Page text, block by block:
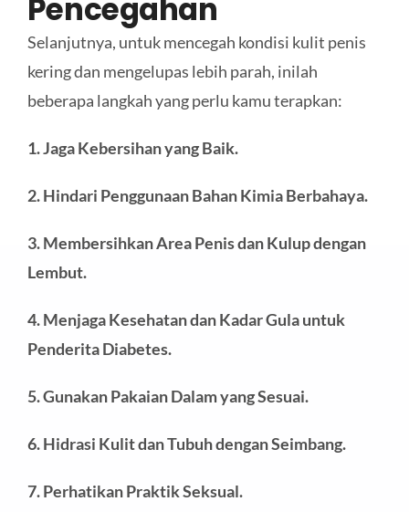
Pencegahan
Selanjutnya, untuk mencegah kondisi kulit penis
kering dan mengelupas lebih parah, inilah
beberapa langkah yang perlu kamu terapkan:
1. Jaga Kebersihan yang Baik.
2. Hindari Penggunaan Bahan Kimia Berbahaya.
3. MembersihkanArea Penis dan Kulupdengan
Lembut.
4. Menjaga Kesehatandan Kadar Gula untuk
PenderitaDiabetes.
5. Gunakan Pakaian Dalam yang Sesuai.
6. Hidrasi Kulit dan Tubuh dengan Seimbang.
7. PerhatikanPraktikSeksual.